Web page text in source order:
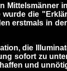
die
erstmals in
die
sofort zu
und